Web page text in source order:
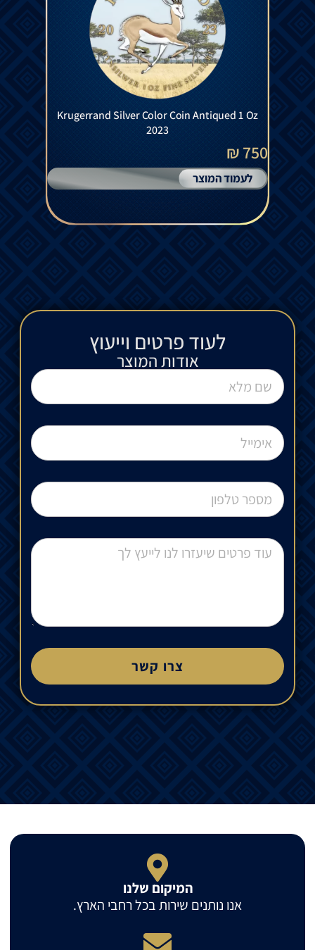
Krugerrand Silver Color Coin Antiqued 1 Oz
2023
750 ₪
לעמוד המוצר
לעוד פרטים וייעוץ​
אודות המוצר
צרו קשר
המיקום שלנו
אנו נותנים שירות בכל רחבי הארץ.